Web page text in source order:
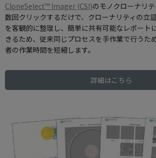
CloneSelect™ Imager (CSI)のモノクローナリテ
数回クリックするだけで、クローナリティの立
を客観的に整理し、簡単に共有可能なレポート
きるため、従来同じプロセスを手作業で行うた
者の作業時間を短縮します。
詳細はこちら